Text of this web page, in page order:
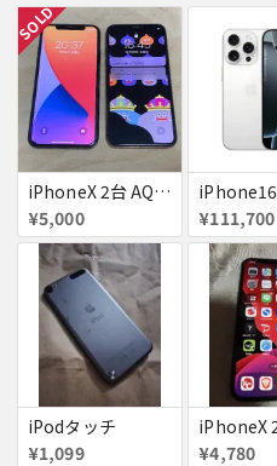
SOLD
iPhoneX 2台 AQUOSsense5g ジャンク品
¥5,000
¥111,700
iPodタッチ
¥1,099
¥4,780